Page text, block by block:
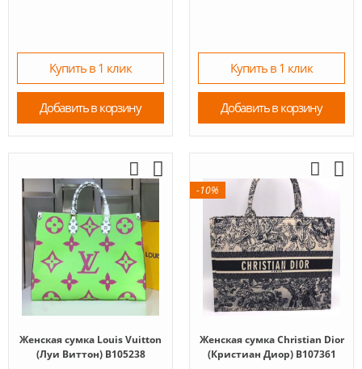
Купить в 1 клик
Добавить в корзину
Купить в 1 клик
Добавить в корзину
Женская сумка Louis Vuitton
(Луи Виттон) B105238
-10%
Женская сумка Christian Dior
(Кристиан Диор) B107361